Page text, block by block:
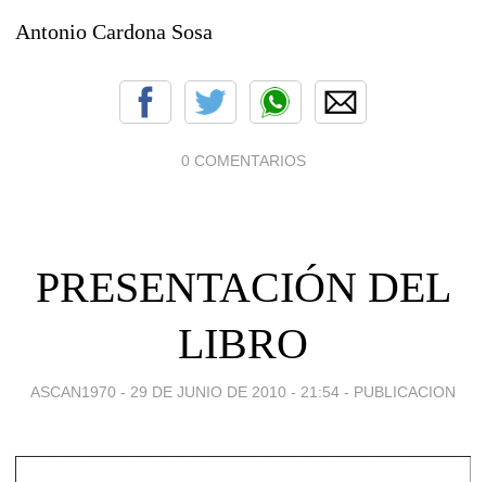
Antonio Cardona Sosa
0 COMENTARIOS
PRESENTACIÓN DEL
LIBRO
ASCAN1970 - 29 DE JUNIO DE 2010 - 21:54 - PUBLICACION